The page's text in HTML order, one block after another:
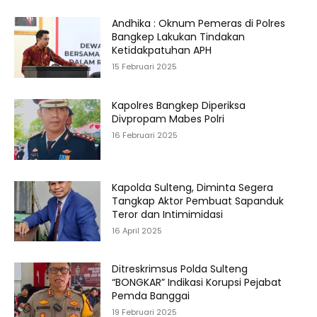
Andhika : Oknum Pemeras di Polres
Bangkep Lakukan Tindakan
Ketidakpatuhan APH
15 Februari 2025
Kapolres Bangkep Diperiksa
Divpropam Mabes Polri
16 Februari 2025
Kapolda Sulteng, Diminta Segera
Tangkap Aktor Pembuat Sapanduk
Teror dan Intimimidasi
16 April 2025
Ditreskrimsus Polda Sulteng
“BONGKAR” Indikasi Korupsi Pejabat
Pemda Banggai
19 Februari 2025